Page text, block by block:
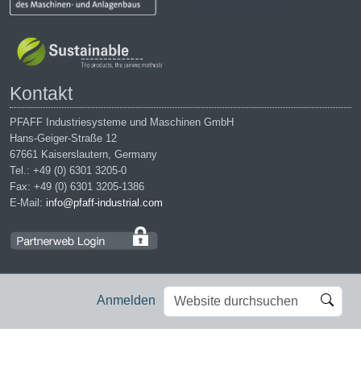
Anmelden
Website
durchsuchen
Erweiterte
Suche…
Kontakt
PFAFF Industriesysteme und Maschinen GmbH
Hans-Geiger-Straße 12
67661 Kaiserslautern, Germany
Tel.: +49 (0) 6301 3205-0
Fax: +49 (0) 6301 3205-1386
E-Mail: info@pfaff-industrial.com